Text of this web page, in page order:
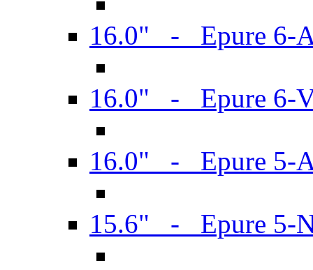
16.0" - Epure 6-
16.0" - Epure 6-
16.0" - Epure 5-
15.6" - Epure 5-